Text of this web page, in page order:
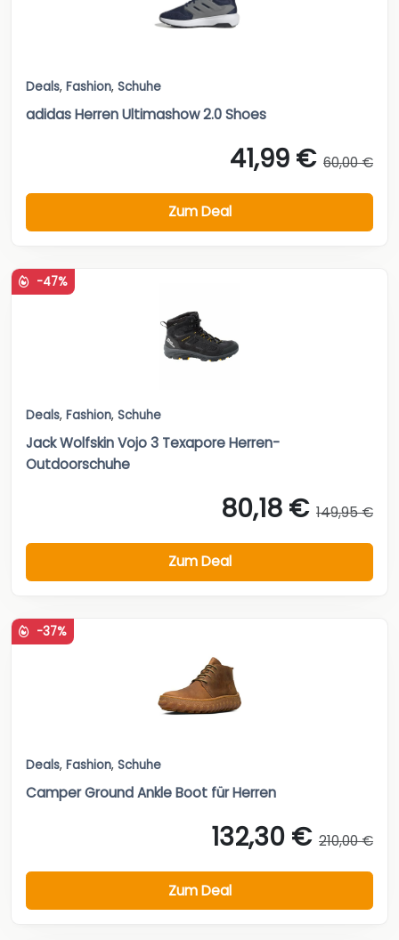
Deals, Fashion, Schuhe
adidas Herren Ultimashow 2.0 Shoes
41,99 € 60,00 €
Zum Deal
-47%
Deals, Fashion, Schuhe
Jack Wolfskin Vojo 3 Texapore Herren-
Outdoorschuhe
80,18 € 149,95 €
Zum Deal
-37%
Deals, Fashion, Schuhe
Camper Ground Ankle Boot für Herren
132,30 € 210,00 €
Zum Deal